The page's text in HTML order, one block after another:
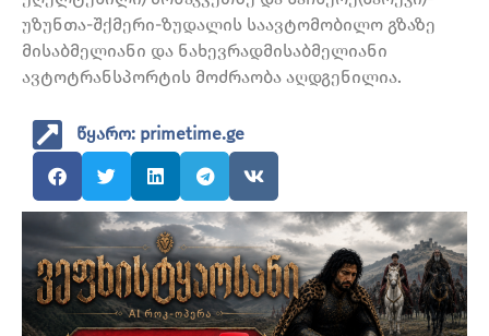
უზუნთა-შქმერი-ზუდალის საავტომობილო გზაზე
მისაბმელიანი და ნახევრადმისაბმელიანი
ავტოტრანსპორტის მოძრაობა აღდგენილია.
წყარო: primetime.ge